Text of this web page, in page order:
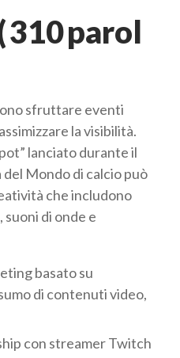
310 parol
sfruttare eventi
la visibilità.
lanciato durante il
del Mondo di calcio può
che includono
suoni di onde e
basato su
di contenuti video,
con streamer Twitch